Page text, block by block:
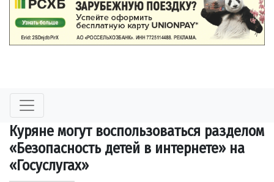
Куряне могут воспользоваться разделом
«Безопасность детей в интернете» на
«Госуслугах»